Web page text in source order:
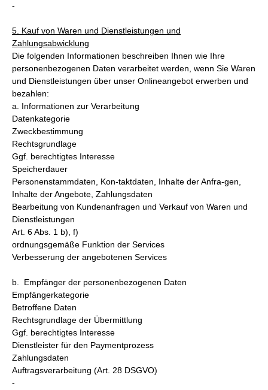
-
5. Kauf von Waren und Dienstleistungen und
Zahlungsabwicklung
Die folgenden Informationen beschreiben Ihnen wie Ihre
personenbezogenen Daten verarbeitet werden, wenn Sie Waren
und Dienstleistungen über unser Onlineangebot erwerben und
bezahlen:
a. Informationen zur Verarbeitung
Datenkategorie
Zweckbestimmung
Rechtsgrundlage
Ggf. berechtigtes Interesse
Speicherdauer
Personenstammdaten, Kon-taktdaten, Inhalte der Anfra-gen,
Inhalte der Angebote, Zahlungsdaten
Bearbeitung von Kundenanfragen und Verkauf von Waren und
Dienstleistungen
Art. 6 Abs. 1 b), f)
ordnungsgemäße Funktion der Services
Verbesserung der angebotenen Services
b. Empfänger der personenbezogenen Daten
Empfängerkategorie
Betroffene Daten
Rechtsgrundlage der Übermittlung
Ggf. berechtigtes Interesse
Dienstleister für den Paymentprozess
Zahlungsdaten
Auftragsverarbeitung (Art. 28 DSGVO)
-